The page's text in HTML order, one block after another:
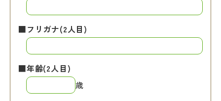
■フリガナ(2人目)
■年齢(2人目)
歳